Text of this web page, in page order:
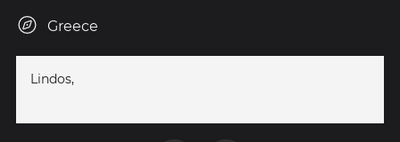
Greece
Lindos,